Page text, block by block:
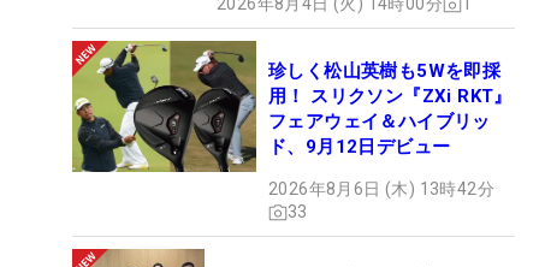
珍しく松山英樹も5Wを即採
用！ スリクソン『ZXi RKT』
フェアウェイ＆ハイブリッ
ド、9月12日デビュー
2026年8月6日 (木) 13時42分
33